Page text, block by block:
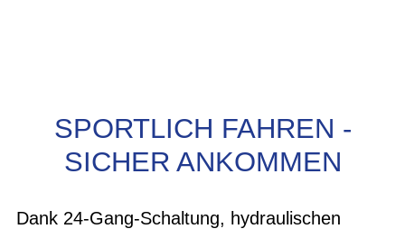
SPORTLICH FAHREN -
SICHER ANKOMMEN
Dank 24-Gang-Schaltung, hydraulischen